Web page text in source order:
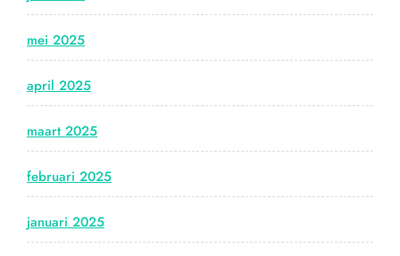
mei 2025
april 2025
maart 2025
februari 2025
januari 2025